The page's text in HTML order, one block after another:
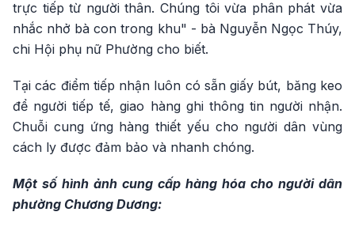
trực tiếp từ người thân. Chúng tôi vừa phân phát vừa
nhắc nhở bà con trong khu" - bà Nguyễn Ngọc Thúy,
chi Hội phụ nữ Phường cho biết.
Tại các điểm tiếp nhận luôn có sẵn giấy bút, băng keo
để người tiếp tế, giao hàng ghi thông tin người nhận.
Chuỗi cung ứng hàng thiết yếu cho người dân vùng
cách ly được đảm bảo và nhanh chóng.
Một số hình ảnh cung cấp hàng hóa cho người dân
phường Chương Dương: